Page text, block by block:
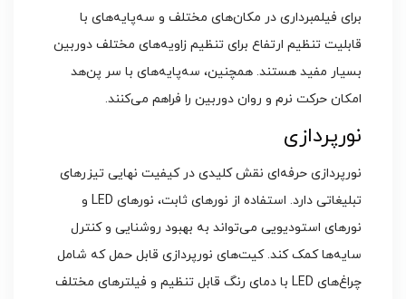
برای فیلمبرداری در مکان‌های مختلف و سه‌پایه‌های با
قابلیت تنظیم ارتفاع برای تنظیم زاویه‌های مختلف دوربین
بسیار مفید هستند. همچنین، سه‌پایه‌های با سر پن‌هد
امکان حرکت نرم و روان دوربین را فراهم می‌کنند.
نورپردازی
نورپردازی حرفه‌ای نقش کلیدی در کیفیت نهایی تیزرهای
تبلیغاتی دارد. استفاده از نورهای ثابت، نورهای LED و
نورهای استودیویی می‌تواند به بهبود روشنایی و کنترل
سایه‌ها کمک کند. کیت‌های نورپردازی قابل حمل که شامل
چراغ‌های LED با دمای رنگ قابل تنظیم و فیلترهای مختلف